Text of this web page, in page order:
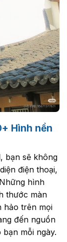
Hình nền
bạn sẽ không
điện thoại,
hình
thước màn
hảo trên mọi
đến nguồn
mỗi ngày.